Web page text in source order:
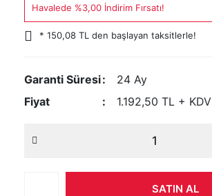
Havalede %3,00 İndirim Fırsatı!
* 150,08 TL den başlayan taksitlerle!
Garanti Süresi
24 Ay
Fiyat
1.192,50 TL + KDV
SATIN AL